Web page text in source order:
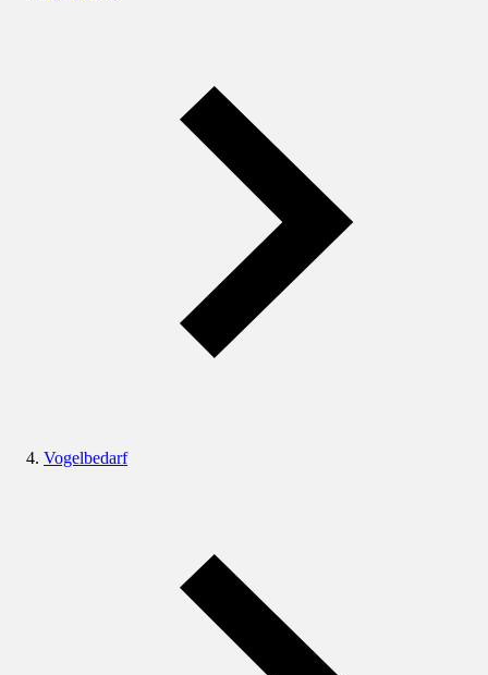
Vogelbedarf